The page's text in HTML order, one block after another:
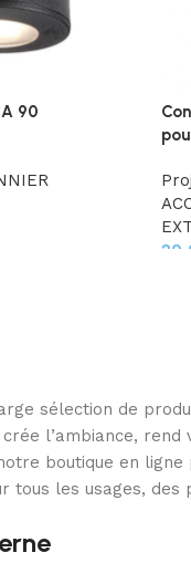
90
sélection de
l’ambiance,
boutique en
tous les usages, des